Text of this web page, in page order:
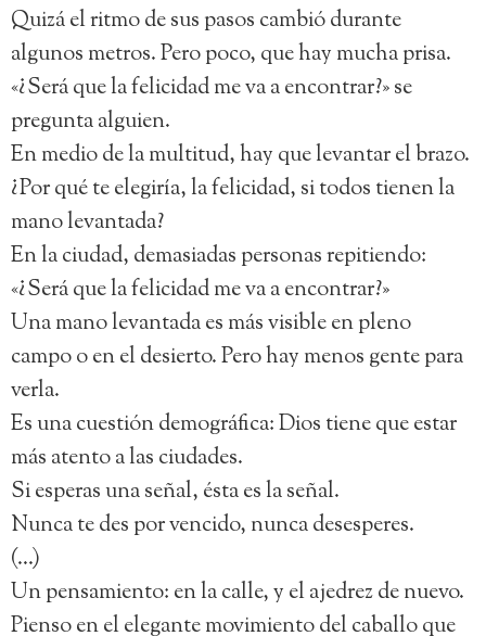
Quizá el ritmo de sus pasos cambió durante
algunos metros. Pero poco, que hay mucha prisa.
«¿Será que la felicidad me va a encontrar?» se
pregunta alguien.
En medio de la multitud, hay que levantar el brazo.
¿Por qué te elegiría, la felicidad, si todos tienen la
mano levantada?
En la ciudad, demasiadas personas repitiendo:
«¿Será que la felicidad me va a encontrar?»
Una mano levantada es más visible en pleno
campo o en el desierto. Pero hay menos gente para
verla.
Es una cuestión demográfica: Dios tiene que estar
más atento a las ciudades.
Si esperas una señal, ésta es la señal.
Nunca te des por vencido, nunca desesperes.
(…)
Un pensamiento: en la calle, y el ajedrez de nuevo.
Pienso en el elegante movimiento del caballo que